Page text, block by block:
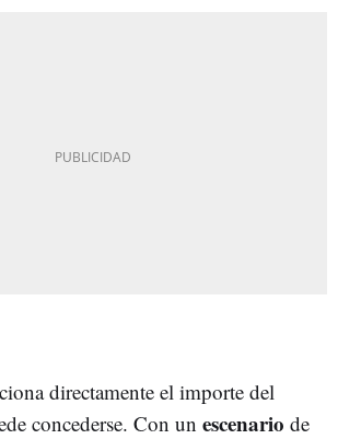
directamente el importe del
concederse. Con un escenario de